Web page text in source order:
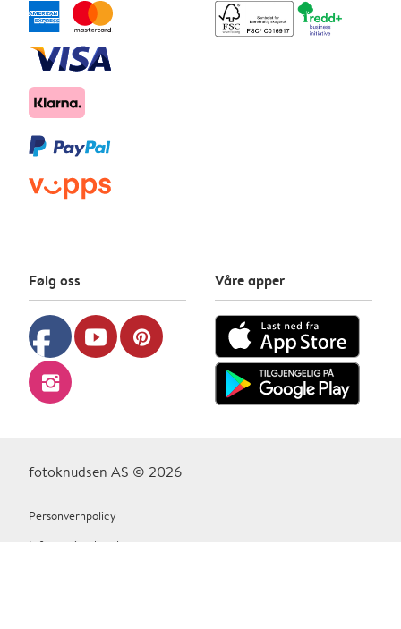
Følg oss
facebook youtube pinterest
instagram
Våre apper
fotoknudsen AS © 2026
Personvernpolicy
Informasjonskapsler